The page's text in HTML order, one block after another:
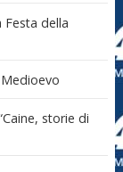
Festa della
storie di